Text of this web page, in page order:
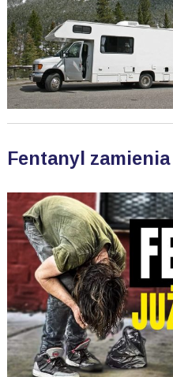
Fentanyl